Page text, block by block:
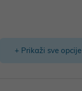
+ Prikaži sve opcije